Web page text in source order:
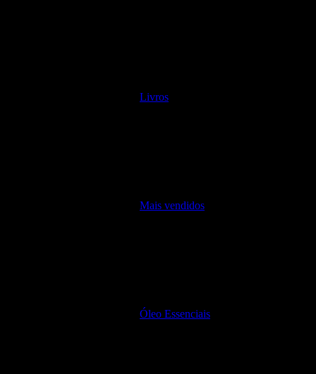
Livros
Mais vendidos
Óleo Essenciais